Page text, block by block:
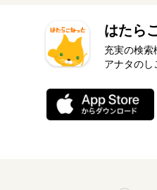
はたら
充実の検索
アナタのし